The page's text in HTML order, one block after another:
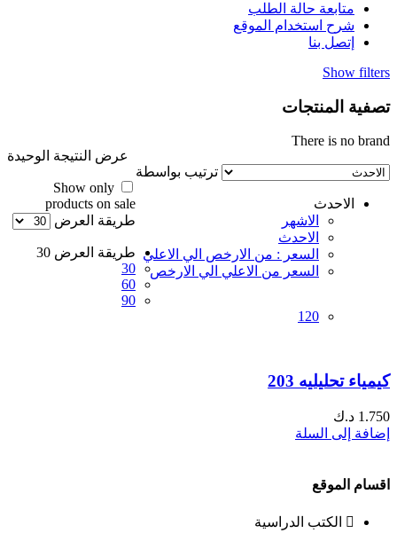
متابعة حالة الطلب
شرح استخدام الموقع
إتصل بنا
Show filters
تصفية المنتجات
عرض النتيجة الوحيدة
There is no brand
ترتيب بواسطة
الاحدث
الاشهر
الاحدث
السعر : من الارخص الي الاعلي
السعر من الاعلي الي الارخص
Show only
products on sale
طريقة العرض
طريقة العرض 30
30
60
90
120
كيمياء تحليليه 203
1.750 د.ك
إضافة إلى السلة
اقسام الموقع
الكتب الدراسية